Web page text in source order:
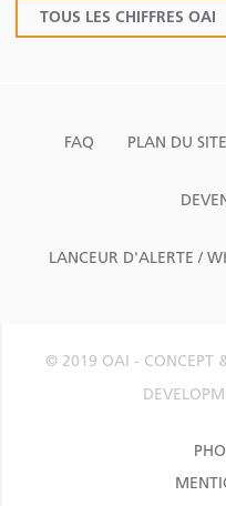
TOUS LES CHIFFRES OAI
FAQ PLAN DU SITE
LANCEUR D'ALERTE /
© 2019 OAI - CONCEPT